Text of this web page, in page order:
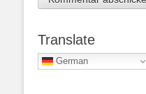
Translate
German